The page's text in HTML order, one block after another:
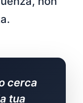
cerca
tua